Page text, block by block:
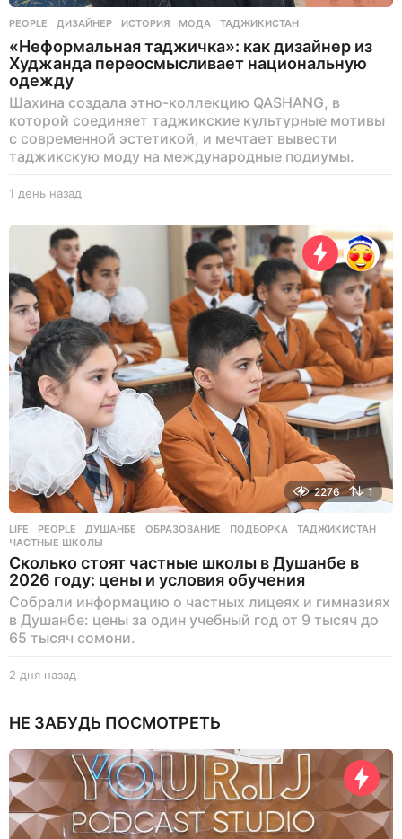
PEOPLE ДИЗАЙНЕР ,ИСТОРИЯ ,МОДА ,ТАДЖИКИСТАН
«Неформальная таджичка»: как дизайнер из
Худжанда переосмысливает национальную
одежду
Шахина создала этно-коллекцию QASHANG, в
которой соединяет таджикские культурные мотивы
с современной эстетикой, и мечтает вывести
таджикскую моду на международные подиумы.
1 день назад
е
ь
н
а
з
а
д
2276 1
LIFE ,PEOPLE ДУШАНБЕ ,ОБРАЗОВАНИЕ ,ПОДБОРКА ,ТАДЖИКИСТАН
ЧАСТНЫЕ ШКОЛЫ
Сколько стоят частные школы в Душанбе в
2026 году: цены и условия обучения
Собрали информацию о частных лицеях и гимназиях
в Душанбе: цены за один учебный год от 9 тысяч до
65 тысяч сомони.
2 дня назад
я
а
з
д
НЕ ЗАБУДЬ ПОСМОТРЕТЬ